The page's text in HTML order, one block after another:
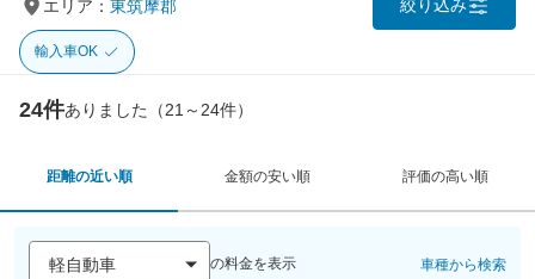
エリア： 東筑摩郡 絞り込み
輸入車OK
24件ありました（21～24件）
距離の近い順 金額の安い順 評価の高い順
の料金を表示 車種から検索